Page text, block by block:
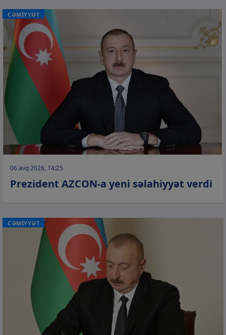
CƏMİYYƏT
06 avq 2026, 14:25
Prezident AZCON-a yeni səlahiyyət verdi
CƏMİYYƏT